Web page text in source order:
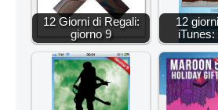
12 Giorni di Regali:
giorno 9
12
iTunes: